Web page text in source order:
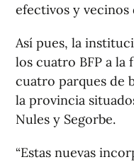
efectivos y vecinos
Así pues, la
los cuatro BFP a la
cuatro parques de
la provincia
Nules y Segorbe.
“Estas nuevas